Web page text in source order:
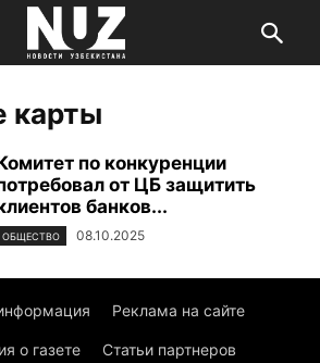
карты
по конкуренции
от ЦБ защитить
банков...
ОБЩЕСТВО 08.10.2025
Реклама на сайте
о газете Статьи партнеров